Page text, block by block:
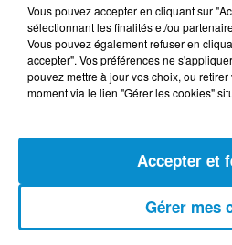
23 juillet 2026
22 juillet 2026
Les
Vous pouvez accepter en cliquant sur
sélectionnant les finalités et/ou
Vous pouvez également refuser en
accepter". Vos préférences ne
pouvez mettre à jour vos choix, ou
moment via le lien "Gérer les cookies"
Gérer mes
Accepter et